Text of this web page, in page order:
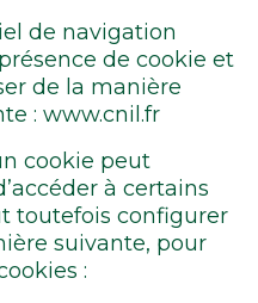
de navigation
de cookie et
de la manière
: www.cnil.fr
cookie peut
à certains
toutefois configurer
suivante, pour
: